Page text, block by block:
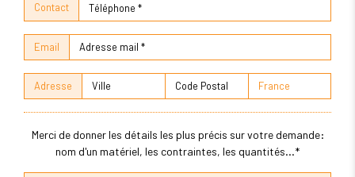
Contact
Email
Adresse
Merci de donner les détails les plus précis sur votre demande:
nom d'un matériel, les contraintes, les quantités...*